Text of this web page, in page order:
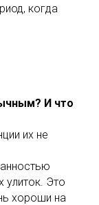
когда
И что
их не
улиток. Это
хороши на